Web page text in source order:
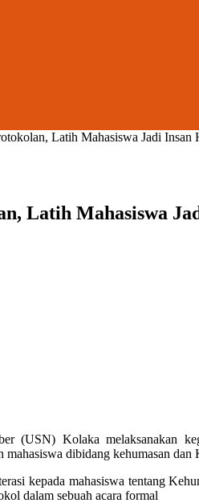
Latih Mahasiswa Jadi Insan
Latih Mahasiswa
(USN) Kolaka melaksanakan
dibidang kehumasan dan
kepada mahasiswa tentang
dalam sebuah acara formal